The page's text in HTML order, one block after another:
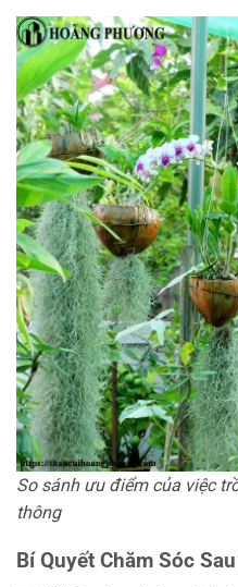
So sánh ưu điểm của việc
thông
Bí Quyết Chăm Sóc